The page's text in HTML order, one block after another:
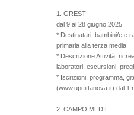
1. GREST
dal 9 al 28 giugno 2025
* Destinatari: bambini/e e
primaria alla terza media
* Descrizione Attività:
laboratori, escursioni,
* Iscrizioni, programma,
(www.upcittanova.it) dal 1
2. CAMPO MEDIE